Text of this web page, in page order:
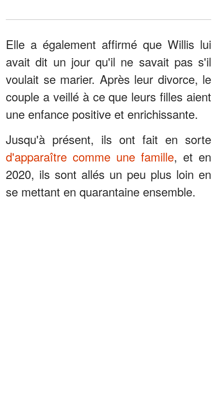
Elle a également affirmé que Willis lui
avait dit un jour qu'il ne savait pas s'il
voulait se marier. Après leur divorce, le
couple a veillé à ce que leurs filles aient
une enfance positive et enrichissante.
Jusqu'à présent, ils ont fait en sorte
d'apparaître comme une famille, et en
2020, ils sont allés un peu plus loin en
se mettant en quarantaine ensemble.